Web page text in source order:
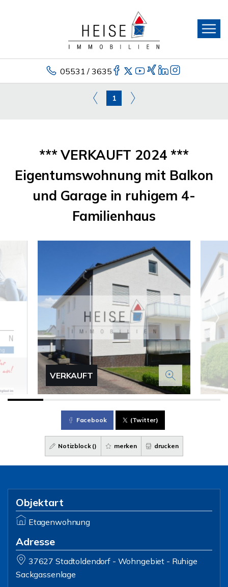
05531 / 3635
1
*** VERKAUFT 2024 ***
Eigentumswohnung mit Balkon
und Garage in ruhigem 4-
Familienhaus
VERKAUFT
Facebook (Twitter)
Notizblock () merken drucken
Objektart
Etagenwohnung
Adresse
37627 Stadtoldendorf - Wohngebiet - Ruhige
Sackgassenlage